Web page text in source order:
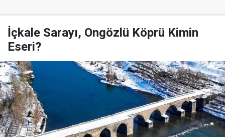
İçkale Sarayı, Ongözlü Köprü Kimin
Eseri?